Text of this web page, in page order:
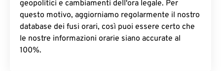
geopolitici e cambiamenti dell'ora legale. Per
questo motivo, aggiorniamo regolarmente il nostro
database dei fusi orari, così puoi essere certo che
le nostre informazioni orarie siano accurate al
100%.